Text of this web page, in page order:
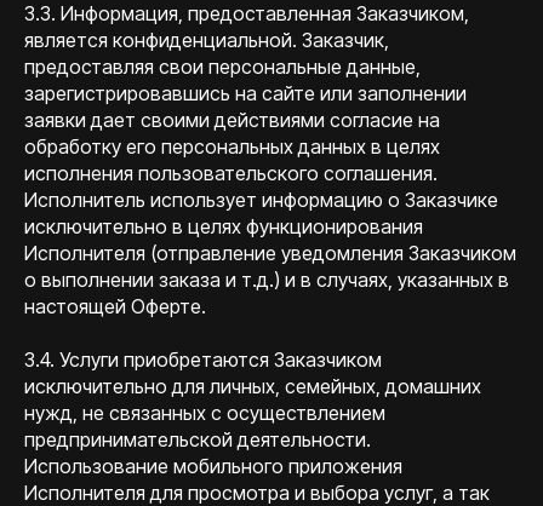
3.3. Информация, предоставленная Заказчиком,
является конфиденциальной. Заказчик,
предоставляя свои персональные данные,
зарегистрировавшись на сайте или заполнении
заявки дает своими действиями согласие на
обработку его персональных данных в целях
исполнения пользовательского соглашения.
Исполнитель использует информацию о Заказчике
исключительно в целях функционирования
Исполнителя (отправление уведомления Заказчиком
о выполнении заказа и т.д.) и в случаях, указанных в
настоящей Оферте.
3.4. Услуги приобретаются Заказчиком
исключительно для личных, семейных, домашних
нужд, не связанных с осуществлением
предпринимательской деятельности.
Использование мобильного приложения
Исполнителя для просмотра и выбора услуг, а так